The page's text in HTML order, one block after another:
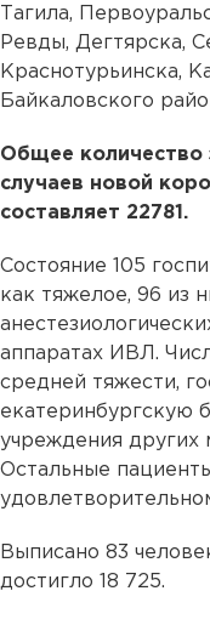
Тагила,
Ревды, Дегтярска,
Краснотурьинска,
Байкаловского
Общее количество
случаев новой
составляет 22781.
Состояние 105
как тяжелое, 96 из
аппаратах ИВЛ.
средней тяжести,
екатеринбургскую
учреждения других
Остальные
Выписано 83
достигло 18 725.